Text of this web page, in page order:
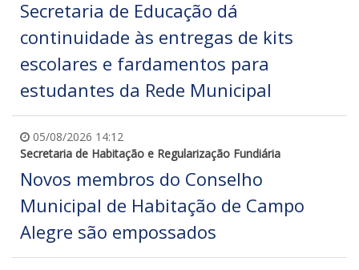
Secretaria de Educação dá
continuidade às entregas de kits
escolares e fardamentos para
estudantes da Rede Municipal
05/08/2026 14:12
Secretaria de Habitação e Regularização Fundiária
Novos membros do Conselho
Municipal de Habitação de Campo
Alegre são empossados